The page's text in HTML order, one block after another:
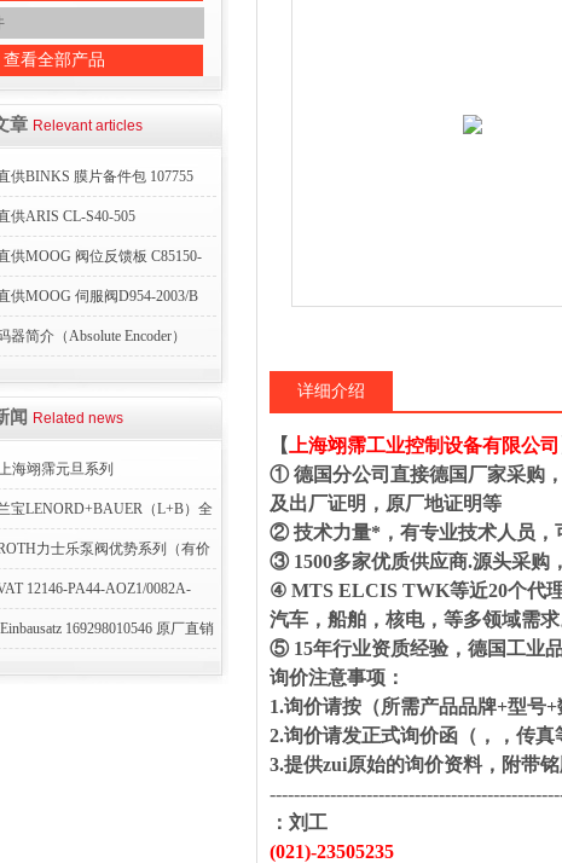
查看全部产品
章 Relevant articles
供BINKS 膜片备件包 107755
供ARIS CL-S40-505
供MOOG 阀位反馈板 C85150-
供MOOG 伺服阀D954-2003/B
器简介（Absolute Encoder）
闻 Related news
海翊霈元旦系列
宝LENORD+BAUER（L+B）全
码器力士乐泵阀优势系列（有价
12146-PA44-AOZ1/0082A-
169298010546 原厂直销
详细介绍
【 上海翊霈工业控制设备有限公司
① 德国分公司直接德国厂家采购
及出厂证明，原厂地证明等
② 技术力量*，有专业技术人员，
③ 1500多家优质供应商.源头采购
④ MTS ELCIS TWK等近20个代
汽车，船舶，核电，等多领域需求
⑤ 15年行业资质经验，德国工业
询价注意事项：
1.询价请按（所需产品品牌+
2.询价请发正式询价函（，，
3.提供zui原始的询价资料，附带铭
： 刘工
(021)-23505235